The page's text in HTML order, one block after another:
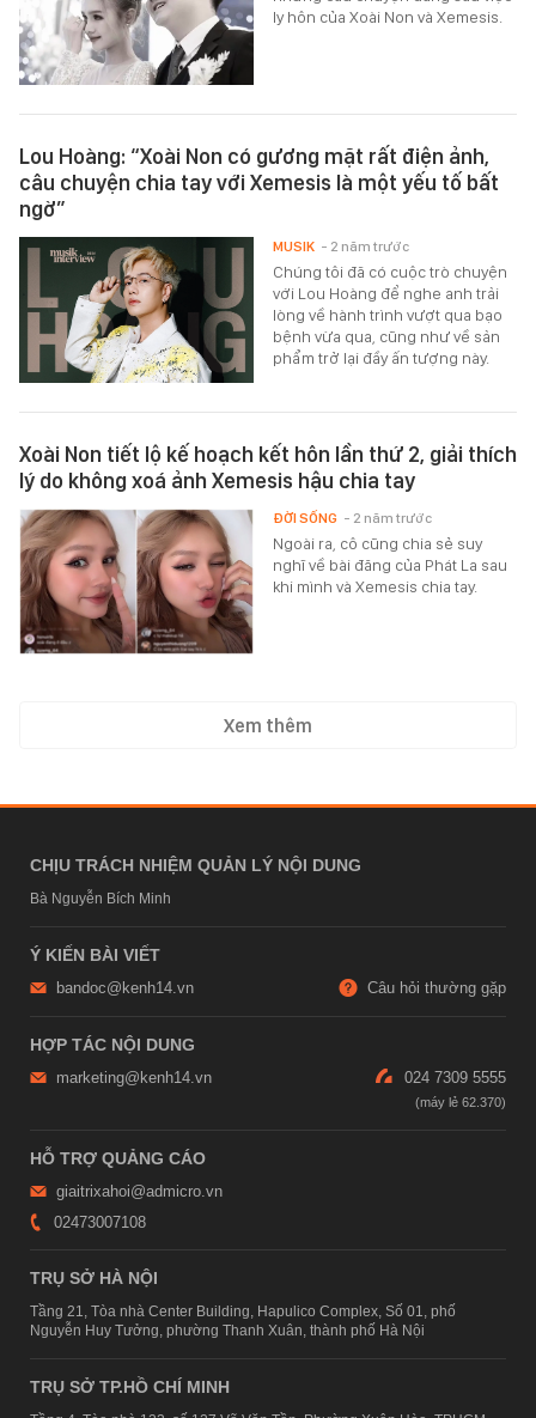
ly hôn của Xoài Non và Xemesis.
Lou Hoàng: “Xoài Non có gương mặt rất điện ảnh,
câu chuyện chia tay với Xemesis là một yếu tố bất
ngờ”
Chúng tôi đã có cuộc trò chuyện
với Lou Hoàng để nghe anh trải
lòng về hành trình vượt qua bạo
bệnh vừa qua, cũng như về sản
phẩm trở lại đầy ấn tượng này.
MUSIK - 2 năm trước
Xoài Non tiết lộ kế hoạch kết hôn lần thứ 2, giải thích
lý do không xoá ảnh Xemesis hậu chia tay
Ngoài ra, cô cũng chia sẻ suy
nghĩ về bài đăng của Phát La sau
khi mình và Xemesis chia tay.
ĐỜI SỐNG - 2 năm trước
Xem thêm
CHỊU TRÁCH NHIỆM QUẢN LÝ NỘI DUNG
Bà Nguyễn Bích Minh
Ý KIẾN BÀI VIẾT
bandoc@kenh14.vn Câu hỏi thường gặp
HỢP TÁC NỘI DUNG
marketing@kenh14.vn 024 7309 5555
HỖ TRỢ QUẢNG CÁO
giaitrixahoi@admicro.vn
02473007108
TRỤ SỞ HÀ NỘI
Tầng 21, Tòa nhà Center Building, Hapulico Complex, Số 01, phố
Nguyễn Huy Tưởng, phường Thanh Xuân, thành phố Hà Nội
TRỤ SỞ TP.HỒ CHÍ MINH